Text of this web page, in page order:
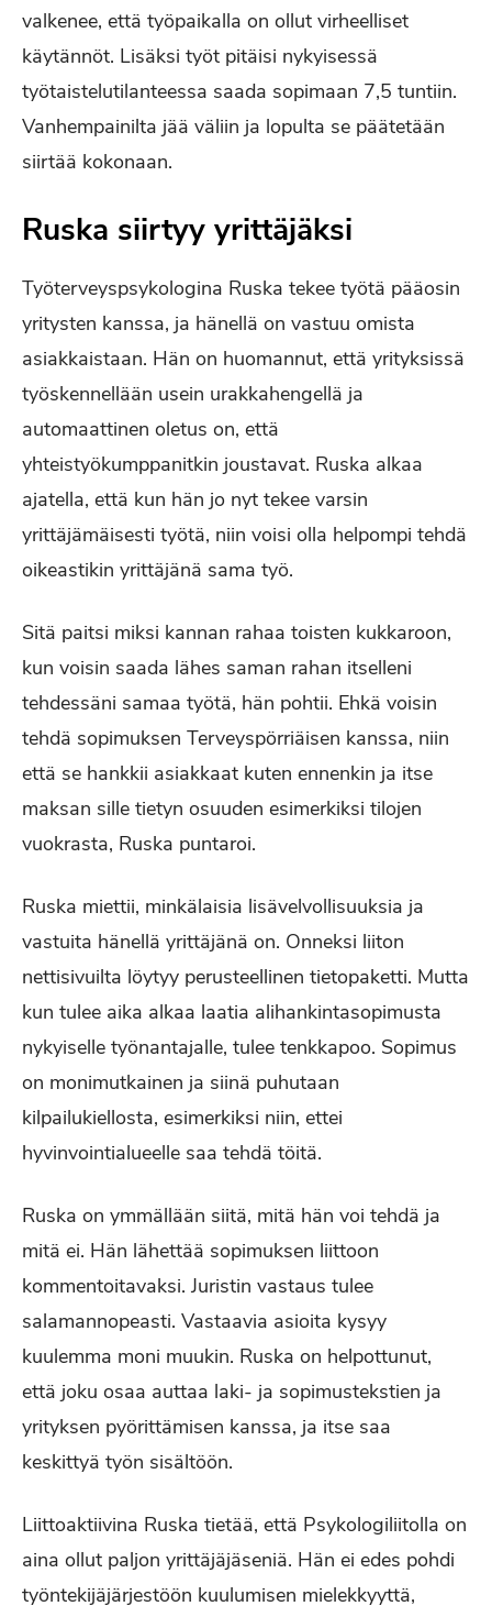
valkenee, että työpaikalla on ollut virheelliset
käytännöt. Lisäksi työt pitäisi nykyisessä
työtaistelutilanteessa saada sopimaan 7,5 tuntiin.
Vanhempainilta jää väliin ja lopulta se päätetään
siirtää kokonaan.
Ruska siirtyy yrittäjäksi
Työterveyspsykologina Ruska tekee työtä pääosin
yritysten kanssa, ja hänellä on vastuu omista
asiakkaistaan. Hän on huomannut, että yrityksissä
työskennellään usein urakkahengellä ja
automaattinen oletus on, että
yhteistyökumppanitkin joustavat. Ruska alkaa
ajatella, että kun hän jo nyt tekee varsin
yrittäjämäisesti työtä, niin voisi olla helpompi tehdä
oikeastikin yrittäjänä sama työ.
Sitä paitsi miksi kannan rahaa toisten kukkaroon,
kun voisin saada lähes saman rahan itselleni
tehdessäni samaa työtä, hän pohtii. Ehkä voisin
tehdä sopimuksen Terveyspörriäisen kanssa, niin
että se hankkii asiakkaat kuten ennenkin ja itse
maksan sille tietyn osuuden esimerkiksi tilojen
vuokrasta, Ruska puntaroi.
Ruska miettii, minkälaisia lisävelvollisuuksia ja
vastuita hänellä yrittäjänä on. Onneksi liiton
nettisivuilta löytyy perusteellinen tietopaketti. Mutta
kun tulee aika alkaa laatia alihankintasopimusta
nykyiselle työnantajalle, tulee tenkkapoo. Sopimus
on monimutkainen ja siinä puhutaan
kilpailukiellosta, esimerkiksi niin, ettei
hyvinvointialueelle saa tehdä töitä.
Ruska on ymmällään siitä, mitä hän voi tehdä ja
mitä ei. Hän lähettää sopimuksen liittoon
kommentoitavaksi. Juristin vastaus tulee
salamannopeasti. Vastaavia asioita kysyy
kuulemma moni muukin. Ruska on helpottunut,
että joku osaa auttaa laki- ja sopimustekstien ja
yrityksen pyörittämisen kanssa, ja itse saa
keskittyä työn sisältöön.
Liittoaktiivina Ruska tietää, että Psykologiliitolla on
aina ollut paljon yrittäjäjäseniä. Hän ei edes pohdi
työntekijäjärjestöön kuulumisen mielekkyyttä,